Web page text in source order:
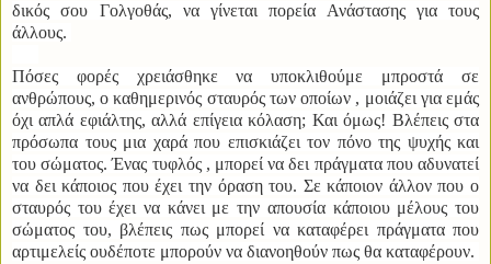
δικός σου Γολγοθάς, να γίνεται πορεία Ανάστασης για τους
άλλους.
Πόσες φορές χρειάσθηκε να υποκλιθούμε μπροστά σε
ανθρώπους, ο καθημερινός σταυρός των οποίων , μοιάζει για εμάς
όχι απλά εφιάλτης, αλλά επίγεια κόλαση; Και όμως! Βλέπεις στα
πρόσωπα τους μια χαρά που επισκιάζει τον πόνο της ψυχής και
του σώματος. Ένας τυφλός , μπορεί να δει πράγματα που αδυνατεί
να δει κάποιος που έχει την όραση του. Σε κάποιον άλλον που ο
σταυρός του έχει να κάνει με την απουσία κάποιου μέλους του
σώματος του, βλέπεις πως μπορεί να καταφέρει πράγματα που
αρτιμελείς ουδέποτε μπορούν να διανοηθούν πως θα καταφέρουν.